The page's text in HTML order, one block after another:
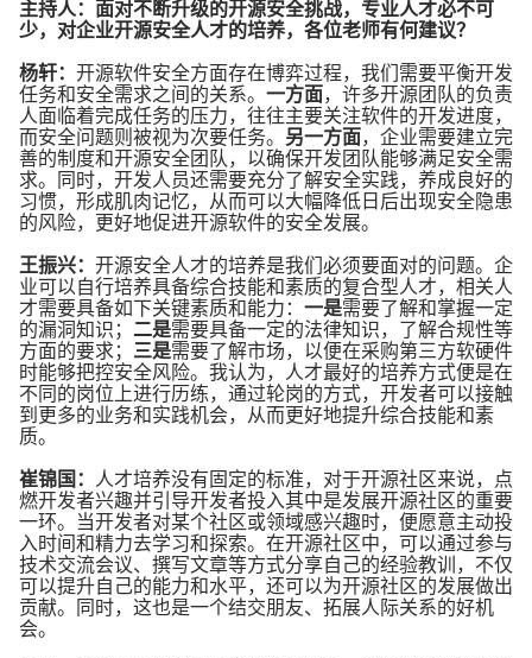
主持人：面对不断升级的开源安全挑战，专业人才必不可
少，对企业开源安全人才的培养，各位老师有何建议？
杨轩： 开源软件安全方面存在博弈过程，我们需要平衡开发
任务和安全需求之间的关系。 一方面，许多开源团队的负责
人面临着完成任务的压力，往往主要关注软件的开发进度，
而安全问题则被视为次要任务。 另一方面，企业需要建立完
善的制度和开源安全团队，以确保开发团队能够满足安全需
求。同时，开发人员还需要充分了解安全实践，养成良好的
习惯，形成肌肉记忆，从而可以大幅降低日后出现安全隐患
的风险，更好地促进开源软件的安全发展。
王振兴： 开源安全人才的培养是我们必须要面对的问题。企
业可以自行培养具备综合技能和素质的复合型人才，相关人
才需要具备如下关键素质和能力： 一是需要了解和掌握一定
的漏洞知识； 二是需要具备一定的法律知识，了解合规性等
方面的要求； 三是需要了解市场，以便在采购第三方软硬件
时能够把控安全风险。我认为，人才最好的培养方式便是在
不同的岗位上进行历练，通过轮岗的方式，开发者可以接触
到更多的业务和实践机会，从而更好地提升综合技能和素
质。
崔锦国： 人才培养没有固定的标准，对于开源社区来说，点
燃开发者兴趣并引导开发者投入其中是发展开源社区的重要
一环。当开发者对某个社区或领域感兴趣时，便愿意主动投
入时间和精力去学习和探索。在开源社区中，可以通过参与
技术交流会议、撰写文章等方式分享自己的经验教训，不仅
可以提升自己的能力和水平，还可以为开源社区的发展做出
贡献。同时，这也是一个结交朋友、拓展人际关系的好机
会。